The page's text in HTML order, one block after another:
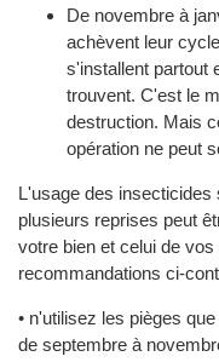
De novembre à
achèvent leur
s'installent partout
trouvent. C'est le
destruction. Mais
opération ne peut
L'usage des
plusieurs reprises peut
votre bien et celui de
recommandations ci-
• n'utilisez les pièges
de septembre à